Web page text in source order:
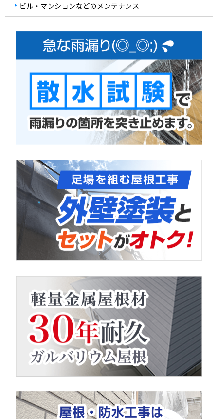
ビル・マンションなどのメンテナンス